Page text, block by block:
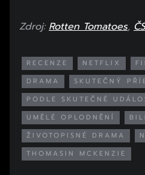
Zdroj: Rotten Tomatoes,
RECENZE NETFLIX
DRAMA
SKUTEČNÝ
PODLE SKUTEČNÉ
UMĚLÉ OPLODNĚNÍ
ŽIVOTOPISNÉ DRAMA
THOMASIN MCKENZIE